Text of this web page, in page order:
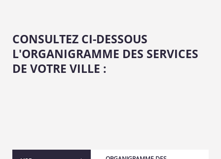
CONSULTEZ CI-DESSOUS
L'ORGANIGRAMME DES SERVICES
DE VOTRE VILLE :